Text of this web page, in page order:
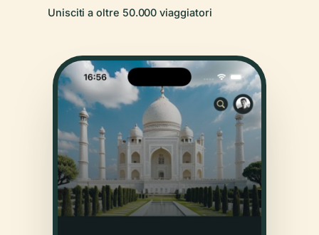
Unisciti a oltre 50.000 viaggiatori